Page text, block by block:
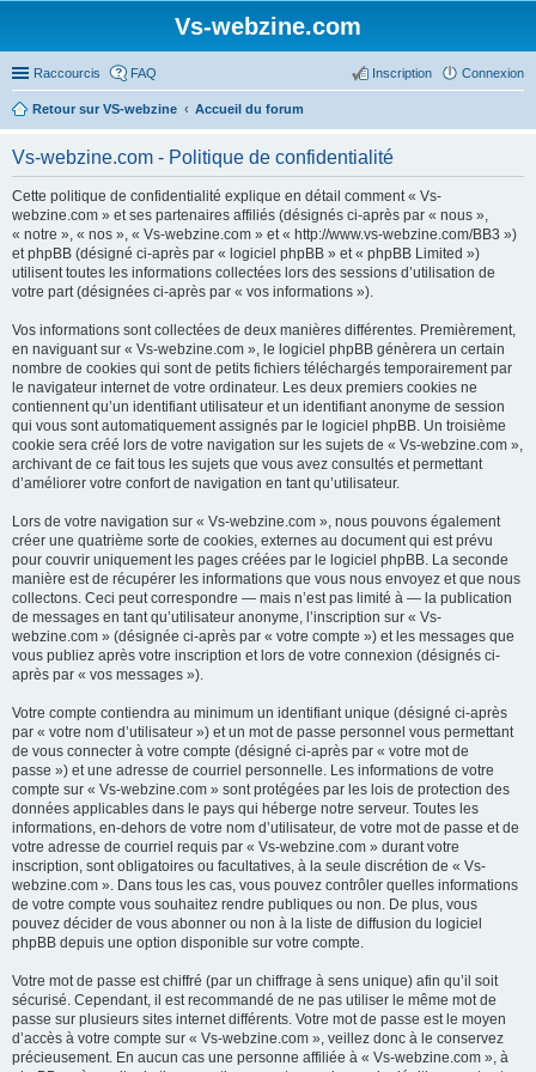
Vs-webzine.com
Raccourcis FAQ Connexion
Inscription
Retour sur VS-webzine Accueil du forum
Vs-webzine.com - Politique de confidentialité
Cette politique de confidentialité explique en détail comment « Vs-
webzine.com » et ses partenaires affiliés (désignés ci-après par « nous »,
« notre », « nos », « Vs-webzine.com » et « http://www.vs-webzine.com/BB3 »)
et phpBB (désigné ci-après par « logiciel phpBB » et « phpBB Limited »)
utilisent toutes les informations collectées lors des sessions d’utilisation de
votre part (désignées ci-après par « vos informations »).
Vos informations sont collectées de deux manières différentes. Premièrement,
en naviguant sur « Vs-webzine.com », le logiciel phpBB génèrera un certain
nombre de cookies qui sont de petits fichiers téléchargés temporairement par
le navigateur internet de votre ordinateur. Les deux premiers cookies ne
contiennent qu’un identifiant utilisateur et un identifiant anonyme de session
qui vous sont automatiquement assignés par le logiciel phpBB. Un troisième
cookie sera créé lors de votre navigation sur les sujets de « Vs-webzine.com »,
archivant de ce fait tous les sujets que vous avez consultés et permettant
d’améliorer votre confort de navigation en tant qu’utilisateur.
Lors de votre navigation sur « Vs-webzine.com », nous pouvons également
créer une quatrième sorte de cookies, externes au document qui est prévu
pour couvrir uniquement les pages créées par le logiciel phpBB. La seconde
manière est de récupérer les informations que vous nous envoyez et que nous
collectons. Ceci peut correspondre — mais n’est pas limité à — la publication
de messages en tant qu’utilisateur anonyme, l’inscription sur « Vs-
webzine.com » (désignée ci-après par « votre compte ») et les messages que
vous publiez après votre inscription et lors de votre connexion (désignés ci-
après par « vos messages »).
Votre compte contiendra au minimum un identifiant unique (désigné ci-après
par « votre nom d’utilisateur ») et un mot de passe personnel vous permettant
de vous connecter à votre compte (désigné ci-après par « votre mot de
passe ») et une adresse de courriel personnelle. Les informations de votre
compte sur « Vs-webzine.com » sont protégées par les lois de protection des
données applicables dans le pays qui héberge notre serveur. Toutes les
informations, en-dehors de votre nom d’utilisateur, de votre mot de passe et de
votre adresse de courriel requis par « Vs-webzine.com » durant votre
inscription, sont obligatoires ou facultatives, à la seule discrétion de « Vs-
webzine.com ». Dans tous les cas, vous pouvez contrôler quelles informations
de votre compte vous souhaitez rendre publiques ou non. De plus, vous
pouvez décider de vous abonner ou non à la liste de diffusion du logiciel
phpBB depuis une option disponible sur votre compte.
Votre mot de passe est chiffré (par un chiffrage à sens unique) afin qu’il soit
sécurisé. Cependant, il est recommandé de ne pas utiliser le même mot de
passe sur plusieurs sites internet différents. Votre mot de passe est le moyen
d’accès à votre compte sur « Vs-webzine.com », veillez donc à le conservez
précieusement. En aucun cas une personne affiliée à « Vs-webzine.com », à